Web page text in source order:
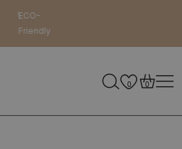
ECO-
Friendly
0 0